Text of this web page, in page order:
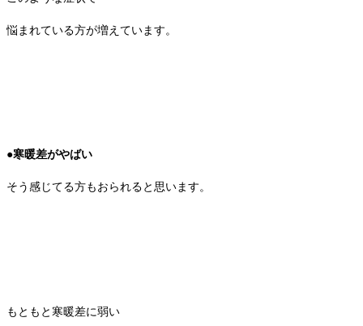
悩まれている方が増えています。
●寒暖差がやばい
そう感じてる方もおられると思います。
もともと寒暖差に弱い